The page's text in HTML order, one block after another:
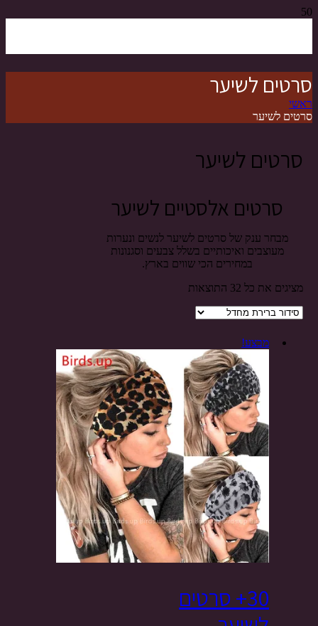
סרטים לשיער
ראשי
סרטים לשיער
סרטים לשיער
סרטים אלסטיים לשיער
מבחר ענק של סרטים לשיער לנשים ונערות
מעוצבים ואיכותיים בשלל צבעים וסגנונות
במחירים הכי שווים בארץ.
מציגים את כל ⁦32⁩ התוצאות
מבצע!
30+ סרטים